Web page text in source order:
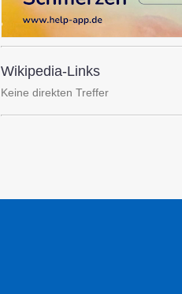
Wikipedia-Links
Keine direkten Treffer